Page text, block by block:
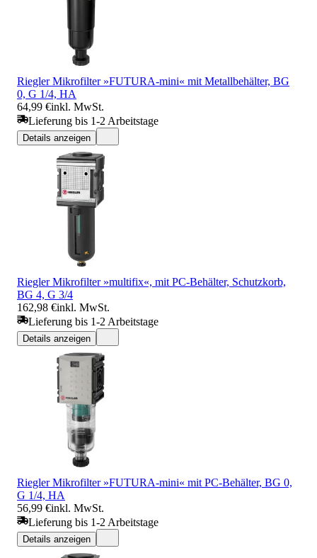
Riegler Mikrofilter »FUTURA-mini« mit Metallbehälter, BG
0, G 1/4, HA
64,99 €inkl. MwSt.
Lieferung bis 1-2 Arbeitstage
Details anzeigen
Riegler Mikrofilter »multifix«, mit PC-Behälter, Schutzkorb,
BG 4, G 3/4
162,98 €inkl. MwSt.
Lieferung bis 1-2 Arbeitstage
Details anzeigen
Riegler Mikrofilter »FUTURA-mini« mit PC-Behälter, BG 0,
G 1/4, HA
56,99 €inkl. MwSt.
Lieferung bis 1-2 Arbeitstage
Details anzeigen